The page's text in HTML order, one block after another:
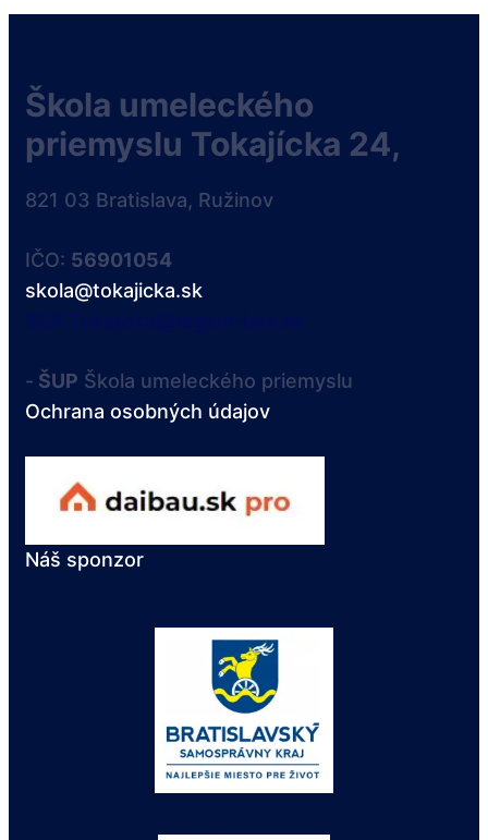
Škola umeleckého
priemyslu Tokajícka 24,
821 03 Bratislava, Ružinov
IČO: 56901054
skola@tokajicka.sk
SUP.Tokajicka@region-bsk.sk
- ŠUP Škola umeleckého priemyslu
Ochrana osobných údajov
Náš sponzor